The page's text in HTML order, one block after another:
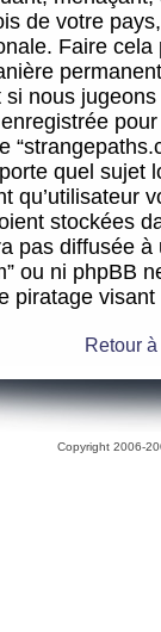
de votre
Faire
si nous
quel sujet
qu’utilisateur
stockées
pas diffusée
ou ni phpBB
piratage
Retour
Copyright 2006-